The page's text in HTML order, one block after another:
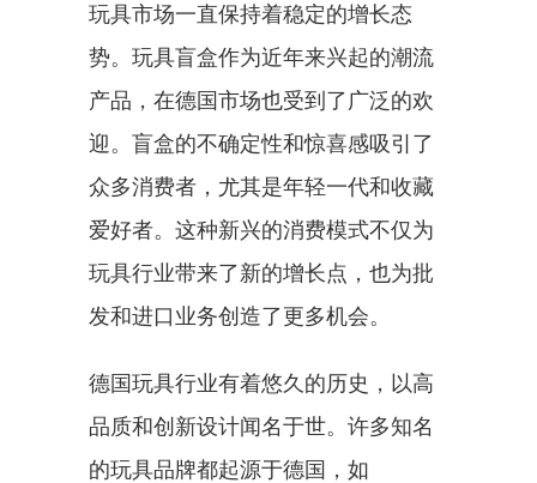
玩具市场一直保持着稳定的增长态
势。玩具盲盒作为近年来兴起的潮流
产品，在德国市场也受到了广泛的欢
迎。盲盒的不确定性和惊喜感吸引了
众多消费者，尤其是年轻一代和收藏
爱好者。这种新兴的消费模式不仅为
玩具行业带来了新的增长点，也为批
发和进口业务创造了更多机会。
德国玩具行业有着悠久的历史，以高
品质和创新设计闻名于世。许多知名
的玩具品牌都起源于德国，如